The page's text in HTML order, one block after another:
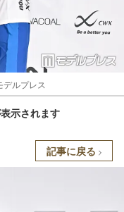
デルプレス
示されます
記事に戻る